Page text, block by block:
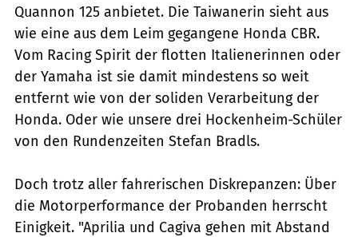
Quannon 125 anbietet. Die Taiwanerin sieht aus
wie eine aus dem Leim gegangene Honda CBR.
Vom Racing Spirit der flotten Italienerinnen oder
der Yamaha ist sie damit mindestens so weit
entfernt wie von der soliden Verarbeitung der
Honda. Oder wie unsere drei Hockenheim-Schüler
von den Rundenzeiten Stefan Bradls.
Doch trotz aller fahrerischen Diskrepanzen: Über
die Motorperformance der Probanden herrscht
Einigkeit. "Aprilia und Cagiva gehen mit Abstand